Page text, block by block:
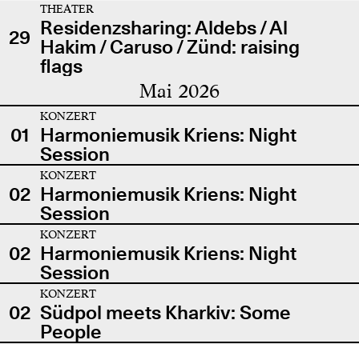
29
THEATER
Residenzsharing: Aldebs / Al
Hakim / Caruso / Zünd: raising
flags
Mai 2026
01
KONZERT
Harmoniemusik Kriens: Night
Session
02
KONZERT
Harmoniemusik Kriens: Night
Session
02
KONZERT
Harmoniemusik Kriens: Night
Session
02
KONZERT
Südpol meets Kharkiv: Some
People